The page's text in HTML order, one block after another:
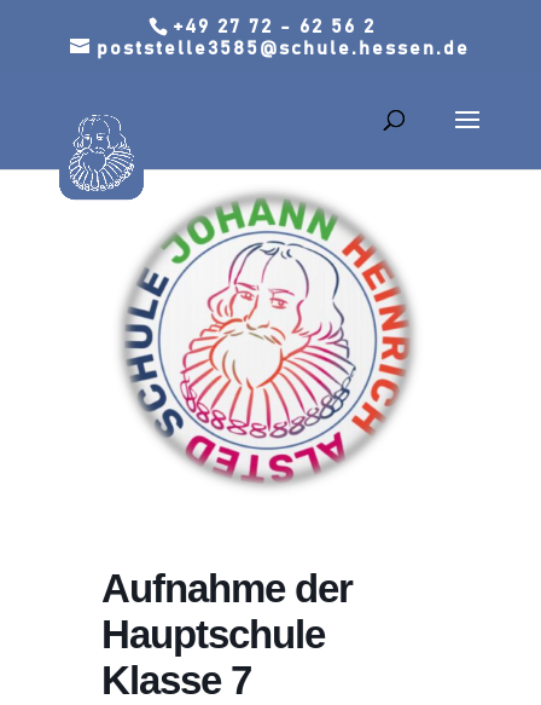
+49 27 72 - 62 56 2
poststelle3585@schule.hessen.de
Aufnahme der
Hauptschule
Klasse 7